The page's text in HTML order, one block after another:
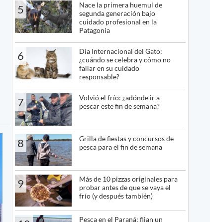
5
Nace la primera huemul de
segunda generación bajo
cuidado profesional en la
Patagonia
6
Día Internacional del Gato:
¿cuándo se celebra y cómo no
fallar en su cuidado
responsable?
7
Volvió el frío: ¿adónde ir a
pescar este fin de semana?
8
Grilla de fiestas y concursos de
pesca para el fin de semana
9
Más de 10 pizzas originales para
probar antes de que se vaya el
frío (y después también)
Pesca en el Paraná: fijan un